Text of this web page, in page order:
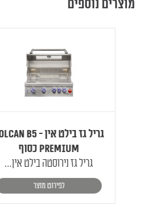
מוצרים נוספים
גריל גז בילט אין - Volcan B5
Premium כסוף
גריל גז נירוסטה בילט אין...
לפירוט מוצר